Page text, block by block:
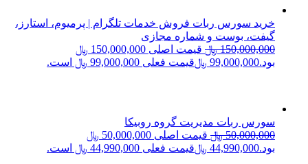
خرید سورس ربات فروش خدمات تلگرام | پرمیوم، استارز،
گیفت، بوست و شماره مجازی
150,000,000 ﷼
قیمت اصلی 150,000,000 ﷼
بود.99,000,000 ﷼قیمت فعلی 99,000,000 ﷼ است.
سورس ربات مدیریت گروه روبیکا
50,000,000 ﷼
قیمت اصلی 50,000,000 ﷼
بود.44,990,000 ﷼قیمت فعلی 44,990,000 ﷼ است.